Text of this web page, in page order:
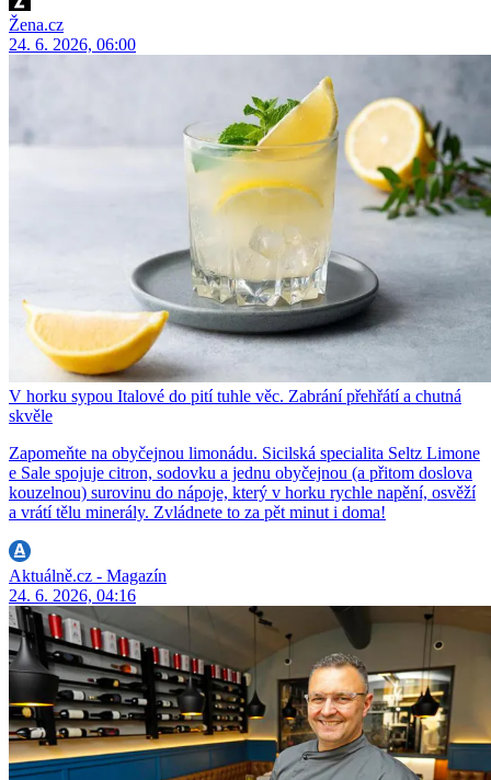
Žena.cz
24. 6. 2026, 06:00
V horku sypou Italové do pití tuhle věc. Zabrání přehřátí a chutná
skvěle
Zapomeňte na obyčejnou limonádu. Sicilská specialita Seltz Limone
e Sale spojuje citron, sodovku a jednu obyčejnou (a přitom doslova
kouzelnou) surovinu do nápoje, který v horku rychle napění, osvěží
a vrátí tělu minerály. Zvládnete to za pět minut i doma!
Aktuálně.cz - Magazín
24. 6. 2026, 04:16